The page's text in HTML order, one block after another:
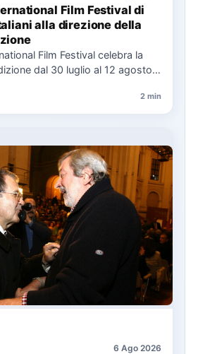
Film Festival di
alla direzione della
Film Festival celebra la
dal 30 luglio al 12 agosto,
2 min
6 Ago 2026